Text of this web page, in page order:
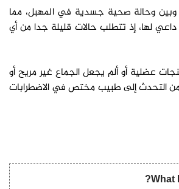
وبين وحالة صحية جسدية في المهبل، مما
لها، إذ تتطلب حالات قليلة جدا من أي
عضلية أو ألم يجعل الجماع غير مريح أو
التحدث إلى طبيب مختص في الاضطرابات
What